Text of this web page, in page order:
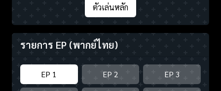
ตัวเล่นหลัก
รายการ EP (พากย์ไทย)
EP 1 EP 2 EP 3